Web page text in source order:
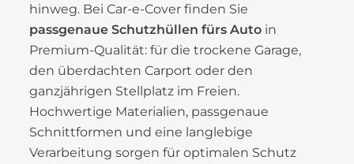
hinweg. Bei Car-e-Cover finden Sie
passgenaue Schutzhüllen fürs Auto in
Premium-Qualität: für die trockene Garage,
den überdachten Carport oder den
ganzjährigen Stellplatz im Freien.
Hochwertige Materialien, passgenaue
Schnittformen und eine langlebige
Verarbeitung sorgen für optimalen Schutz